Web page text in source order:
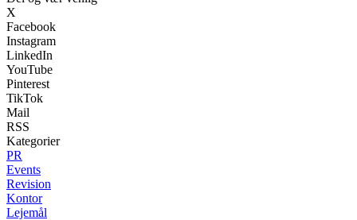
X
Facebook
Instagram
LinkedIn
YouTube
Pinterest
TikTok
Mail
RSS
Kategorier
PR
Events
Revision
Kontor
Lejemål